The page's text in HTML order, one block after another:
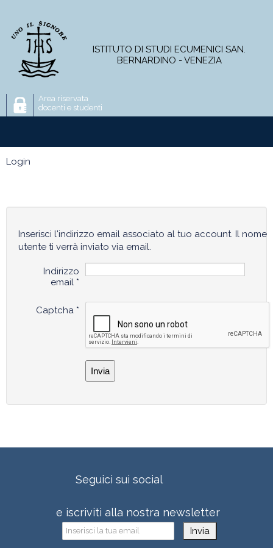
ISTITUTO DI STUDI ECUMENICI SAN.
BERNARDINO - VENEZIA
Area riservata
docenti e studenti
L'Istituto
Login
Inserisci l'indirizzo email associato al tuo account. Il nome
utente ti verrà inviato via email.
Indirizzo
email *
Captcha *
Invia
Seguici sui social
e iscriviti alla nostra newsletter
Invia